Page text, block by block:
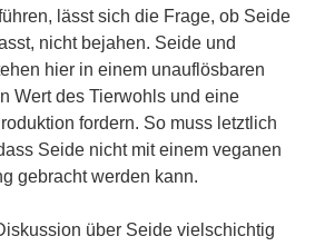
lässt sich die Frage, ob Seide
nicht bejahen. Seide und
hier in einem unauflösbaren
Wert des Tierwohls und eine
fordern. So muss letztlich
Seide nicht mit einem veganen
gebracht werden kann.
über Seide vielschichtig